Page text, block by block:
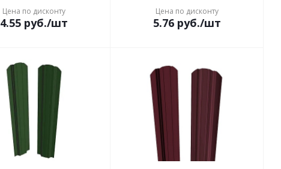
Цена по дисконту
4.55 руб./шт
Цена по дисконту
5.76 руб./шт